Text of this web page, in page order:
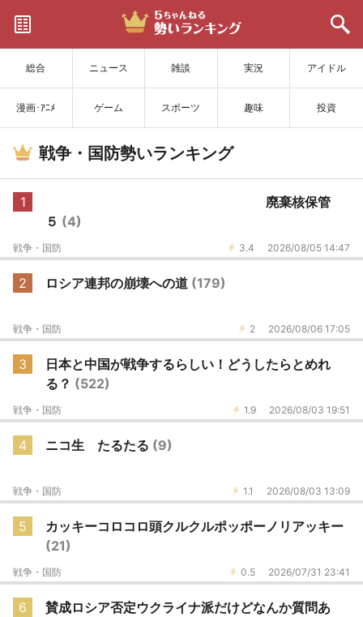
総合 ニュース 雑談 実況 アイドル
漫画･ｱﾆﾒ ゲーム スポーツ 趣味 投資
サイトを更新
戦争・国防勢いランキング
1
廃棄核保管
５ (4)
3.4 2026/08/05 14:47
戦争・国防
2 ロシア連邦の崩壊への道 (179)
2 2026/08/06 17:05
戦争・国防
3
日本と中国が戦争するらしい！どうしたらとめれ
る？ (522)
1.9 2026/08/03 19:51
戦争・国防
4 ニコ生 たるたる (9)
1.1 2026/08/03 13:09
戦争・国防
5
カッキーコロコロ頭クルクルポッポーノリアッキー
(21)
0.5 2026/07/31 23:41
戦争・国防
6
賛成ロシア否定ウクライナ派だけどなんか質問あ